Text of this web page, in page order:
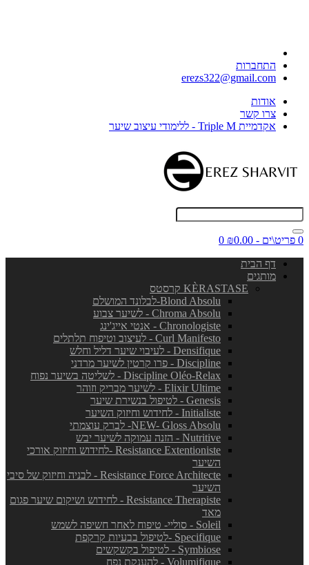
התחברות
erezs322@gmail.com
אודות
צרו קשר
אקדמיית Triple M - ללימודי עיצוב שיער
0 פריט\ים - ₪0.00
0
דף הבית
מותגים
KÈRASTASE קרסטס
Blond Absolu-לבלונד המושלם
Chroma Absolu - לשיער צבוע
Chronologiste - אנטי אייג'ינג
Curl Manifesto - לעיצוב וטיפוח תלתלים
Densifique - לעיבוי שיער דליל וחלש
Discipline - פרו קרטין לשיער מרדני
Discipline Oléo-Relax - לשליטה בשיער נפוח
Elixir Ultime - לשיער מבריק וזוהר
Genesis - לטיפול בנשירת שיער
Initialiste - לחידוש וחיזוק השיער
NEW- Gloss Absolu- לברק עוצמתי
Nutritive - הזנה עמוקה לשיער יבש
Resistance Extentioniste -לחידוש וחיזוק אורכי
השיער
Resistance Force Architecte - לבניה וחיזוק של סיבי
השיער
Resistance Therapiste - לחידוש ושיקום שיער פגום
מאד
Soleil - סוליי- טיפוח לאחר חשיפה לשמש
Specifique -לטיפול בבעיות קרקפת
Symbiose - לטיפול בקשקשים
Volumifique - להענקת נפח